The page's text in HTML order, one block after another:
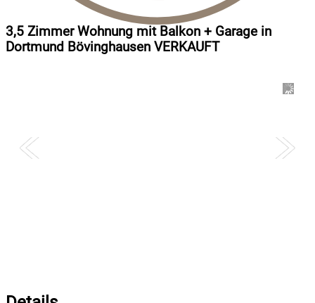
3,5 Zimmer Wohnung mit Balkon + Garage in
Dortmund Bövinghausen VERKAUFT